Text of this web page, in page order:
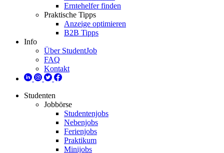
Erntehelfer finden
Praktische Tipps
Anzeige optimieren
B2B Tipps
Info
Über StudentJob
FAQ
Kontakt
Studenten
Jobbörse
Studentenjobs
Nebenjobs
Ferienjobs
Praktikum
Minijobs